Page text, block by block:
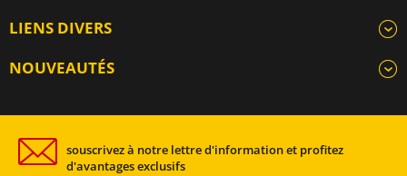
LIENS DIVERS
NOUVEAUTÉS
souscrivez à notre lettre d'information et profitez
d'avantages exclusifs